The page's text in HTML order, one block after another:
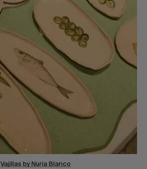
Vajillas by Nuria Blanco